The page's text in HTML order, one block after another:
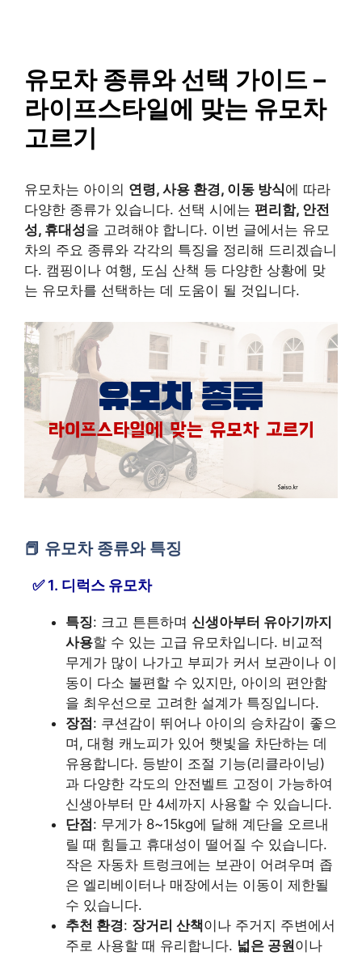
유모차 종류와 선택 가이드 –
라이프스타일에 맞는 유모차
고르기
유모차는 아이의 연령, 사용 환경, 이동 방식에 따라
다양한 종류가 있습니다. 선택 시에는 편리함, 안전
성, 휴대성을 고려해야 합니다. 이번 글에서는 유모
차의 주요 종류와 각각의 특징을 정리해 드리겠습니
다. 캠핑이나 여행, 도심 산책 등 다양한 상황에 맞
는 유모차를 선택하는 데 도움이 될 것입니다.
유모차 종류와 특징
1. 디럭스 유모차
특징: 크고 튼튼하며 신생아부터 유아기까지
사용할 수 있는 고급 유모차입니다. 비교적
무게가 많이 나가고 부피가 커서 보관이나 이
동이 다소 불편할 수 있지만, 아이의 편안함
을 최우선으로 고려한 설계가 특징입니다.
장점: 쿠션감이 뛰어나 아이의 승차감이 좋으
며, 대형 캐노피가 있어 햇빛을 차단하는 데
유용합니다. 등받이 조절 기능(리클라이닝)
과 다양한 각도의 안전벨트 고정이 가능하여
신생아부터 만 4세까지 사용할 수 있습니다.
단점: 무게가 8~15kg에 달해 계단을 오르내
릴 때 힘들고 휴대성이 떨어질 수 있습니다.
작은 자동차 트렁크에는 보관이 어려우며 좁
은 엘리베이터나 매장에서는 이동이 제한될
수 있습니다.
추천 환경: 장거리 산책이나 주거지 주변에서
주로 사용할 때 유리합니다. 넓은 공원이나